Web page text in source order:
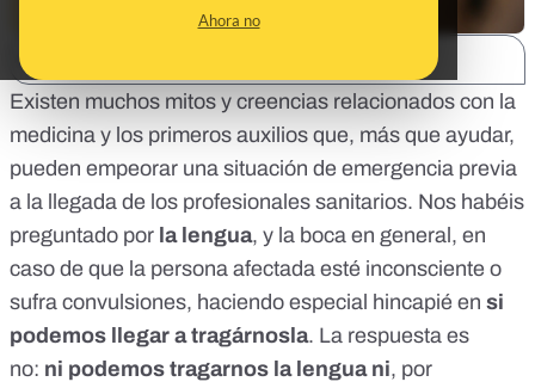
Ahora no
Existen muchos mitos y creencias relacionados con la
medicina y los primeros auxilios que, más que ayudar,
pueden empeorar una situación de emergencia previa
a la llegada de los profesionales sanitarios. Nos habéis
preguntado por la lengua, y la boca en general, en
caso de que la persona afectada esté inconsciente o
sufra convulsiones, haciendo especial hincapié en si
podemos llegar a tragárnosla. La respuesta es
no: ni podemos tragarnos la lengua ni, por